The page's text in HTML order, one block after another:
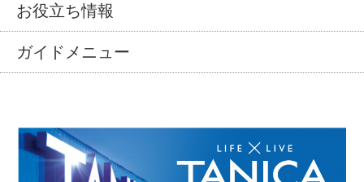
お役立ち情報
ガイドメニュー